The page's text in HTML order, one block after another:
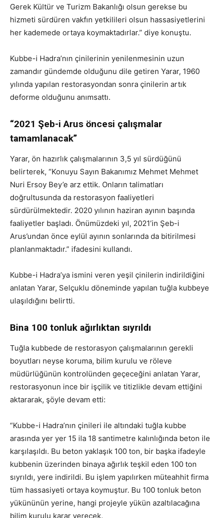
Gerek Kültür ve Turizm Bakanlığı olsun gerekse bu
hizmeti sürdüren vakfın yetkilileri olsun hassasiyetlerini
her kademede ortaya koymaktadırlar.” diye konuştu.
Kubbe-i Hadra’nın çinilerinin yenilenmesinin uzun
zamandır gündemde olduğunu dile getiren Yarar, 1960
yılında yapılan restorasyondan sonra çinilerin artık
deforme olduğunu anımsattı.
“2021 Şeb-i Arus öncesi çalışmalar
tamamlanacak”
Yarar, ön hazırlık çalışmalarının 3,5 yıl sürdüğünü
belirterek, “Konuyu Sayın Bakanımız Mehmet Mehmet
Nuri Ersoy Bey’e arz ettik. Onların talimatları
doğrultusunda da restorasyon faaliyetleri
sürdürülmektedir. 2020 yılının haziran ayının başında
faaliyetler başladı. Önümüzdeki yıl, 2021’in Şeb-i
Arus’undan önce eylül ayının sonlarında da bitirilmesi
planlanmaktadır.” ifadesini kullandı.
Kubbe-i Hadra’ya ismini veren yeşil çinilerin indirildiğini
anlatan Yarar, Selçuklu döneminde yapılan tuğla kubbeye
ulaşıldığını belirtti.
Bina 100 tonluk ağırlıktan sıyrıldı
Tuğla kubbede de restorasyon çalışmalarının gerekli
boyutları neyse koruma, bilim kurulu ve röleve
müdürlüğünün kontrolünden geçeceğini anlatan Yarar,
restorasyonun ince bir işçilik ve titizlikle devam ettiğini
aktararak, şöyle devam etti:
“Kubbe-i Hadra’nın çinileri ile altındaki tuğla kubbe
arasında yer yer 15 ila 18 santimetre kalınlığında beton ile
karşılaşıldı. Bu beton yaklaşık 100 ton, bir başka ifadeyle
kubbenin üzerinden binaya ağırlık teşkil eden 100 ton
sıyrıldı, yere indirildi. Bu işlem yapılırken müteahhit firma
tüm hassasiyeti ortaya koymuştur. Bu 100 tonluk beton
yükününün yerine, hangi projeyle yükün azaltılacağına
bilim kurulu karar verecek.